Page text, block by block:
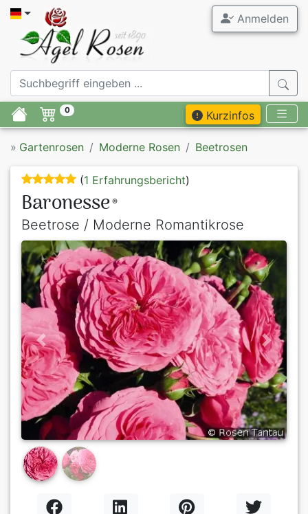
Anmelden
0 Kurzinfos
» Gartenrosen Moderne Rosen Beetrosen
(1 Erfahrungsbericht)
Baronesse ®
Beetrose / Moderne Romantikrose
Previous Next